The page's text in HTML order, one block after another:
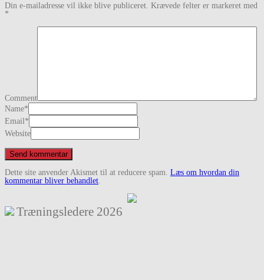
Din e-mailadresse vil ikke blive publiceret. Krævede felter er markeret med
*
Comment
Name*
Email *
Website
Dette site anvender Akismet til at reducere spam. Læs om hvordan din
kommentar bliver behandlet
Træningsledere 2026